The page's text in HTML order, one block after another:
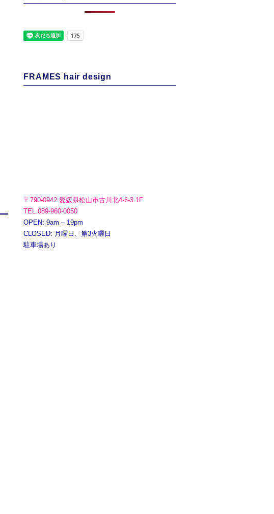
FRAMES hair design
〒790-0942 愛媛県松山市古川北4-6-3 1F
TEL.089-960-0050
OPEN: 9am – 19pm
CLOSED: 月曜日、第3火曜日
駐車場あり